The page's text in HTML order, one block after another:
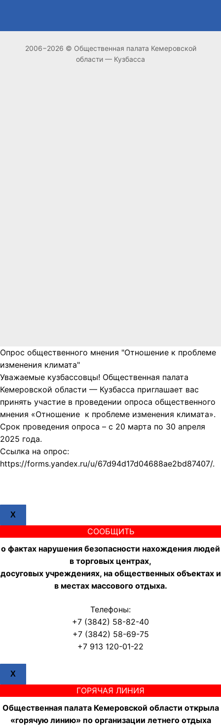
2006−2026 © Общественная палата Кемеровской
области — Кузбасса
Опрос общественного мнения "Отношение к проблеме
изменения климата"
Уважаемые кузбассовцы! Общественная палата
Кемеровской области — Кузбасса приглашает вас
принять участие в проведении опроса общественного
мнения «Отношение к проблеме изменения климата».
Срок проведения опроса – с 20 марта по 30 апреля
2025 года.
Ссылка на опрос:
https://forms.yandex.ru/u/67d94d17d04688ae2bd87407/.
X
СООБЩИТЬ
о фактах нарушения безопасности нахождения людей
в торговых центрах,
досуговых учреждениях, на общественных объектах и
в местах массового отдыха.
Телефоны:
+7 (3842) 58-82-40
+7 (3842) 58-69-75
+7 913 120-01-22
X
ГОРЯЧАЯ ЛИНИЯ
Общественная палата Кемеровской области открыла
«горячую линию» по организации летнего отдыха